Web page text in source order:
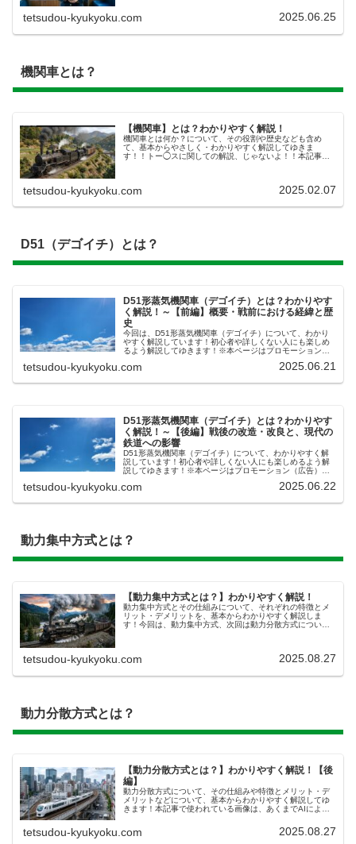
tetsudou-kyukyoku.com 2025.06.25
機関車とは？
【機関車】とは？わかりやすく解説！
機関車とは何か？について、その役割や歴史なども含め
て、基本からやさしく・わかりやすく解説してゆきま
す！！トー◯スに関しての解説、じゃないよ！！本記事で
tetsudou-kyukyoku.com 2025.02.07
D51（デゴイチ）とは？
D51形蒸気機関車（デゴイチ）とは？わかりやす
く解説！～【前編】概要・戦前における経緯と歴
史
今回は、D51形蒸気機関車（デゴイチ）について、わかり
やすく解説しています！初心者や詳しくない人にも楽しめ
るよう解説してゆきます！※本ページはプロモーション
車）とは？デゴイチとは、D51形...
tetsudou-kyukyoku.com 2025.06.21
D51形蒸気機関車（デゴイチ）とは？わかりやす
く解説！～【後編】戦後の改造・改良と、現代の
鉄道への影響
D51形蒸気機関車（デゴイチ）について、わかりやすく解
説しています！初心者や詳しくない人にも楽しめるよう解
説してゆきます！※本ページはプロモーション（広告）が
向上などについての話題前回で...
tetsudou-kyukyoku.com 2025.06.22
動力集中方式とは？
【動力集中方式とは？】わかりやすく解説！
動力集中方式とその仕組みについて、それぞれの特徴とメ
リット・デメリットを、基本からわかりやすく解説しま
す！今回は、動力集中方式、次回は動力分散方式について
tetsudou-kyukyoku.com 2025.08.27
動力分散方式とは？
【動力分散方式とは？】わかりやすく解説！【後
編】
動力分散方式について、その仕組みや特徴とメリット・デ
メリットなどについて、基本からわかりやすく解説してゆ
きます！本記事で使われている画像は、あくまでAIによる
tetsudou-kyukyoku.com 2025.08.27